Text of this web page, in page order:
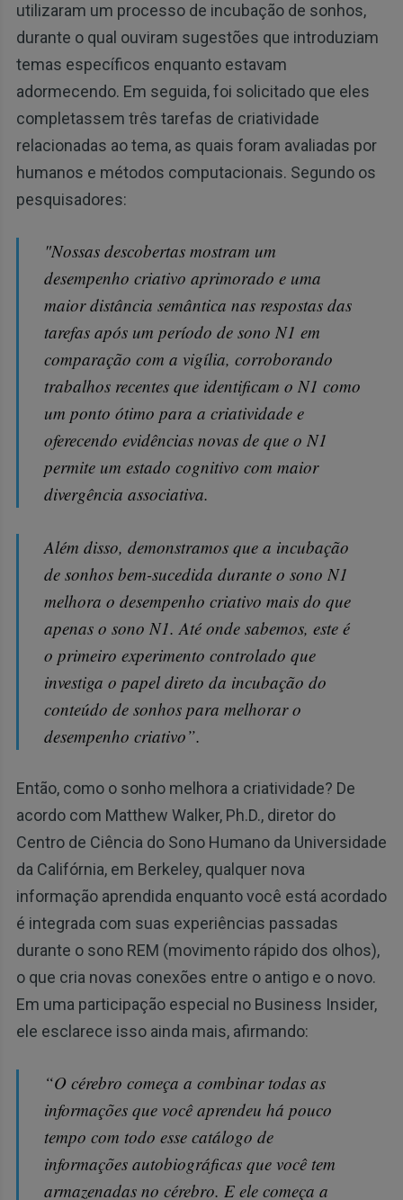
utilizaram um processo de incubação de sonhos,
durante o qual ouviram sugestões que introduziam
temas específicos enquanto estavam
adormecendo. Em seguida, foi solicitado que eles
completassem três tarefas de criatividade
relacionadas ao tema, as quais foram avaliadas por
humanos e métodos computacionais. Segundo os
pesquisadores:
"Nossas descobertas mostram um
desempenho criativo aprimorado e uma
maior distância semântica nas respostas das
tarefas após um período de sono N1 em
comparação com a vigília, corroborando
trabalhos recentes que identificam o N1 como
um ponto ótimo para a criatividade e
oferecendo evidências novas de que o N1
permite um estado cognitivo com maior
divergência associativa.
Além disso, demonstramos que a incubação
de sonhos bem-sucedida durante o sono N1
melhora o desempenho criativo mais do que
apenas o sono N1. Até onde sabemos, este é
o primeiro experimento controlado que
investiga o papel direto da incubação do
conteúdo de sonhos para melhorar o
desempenho criativo”.
Então, como o sonho melhora a criatividade? De
acordo com Matthew Walker, Ph.D., diretor do
Centro de Ciência do Sono Humano da Universidade
da Califórnia, em Berkeley, qualquer nova
informação aprendida enquanto você está acordado
é integrada com suas experiências passadas
durante o sono REM (movimento rápido dos olhos),
o que cria novas conexões entre o antigo e o novo.
Em uma participação especial no Business Insider,
ele esclarece isso ainda mais, afirmando:
“O cérebro começa a combinar todas as
informações que você aprendeu há pouco
tempo com todo esse catálogo de
informações autobiográficas que você tem
armazenadas no cérebro. E ele começa a